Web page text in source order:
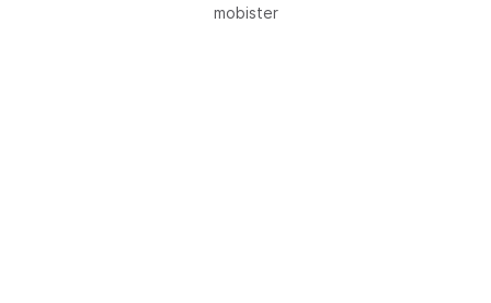
mobister